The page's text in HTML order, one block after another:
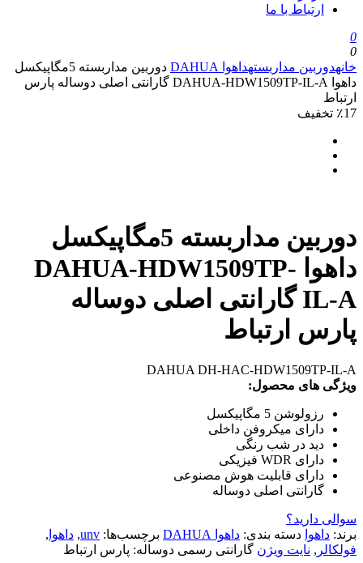
ارتباط با ما
0
0
خانهدوربین مداربستهداهوا DAHUA
دوربین مداربسته 5مگاپیکسل
داهوا DAHUA-HDW1509TP-IL-A گارانتی اصلی دوساله پارس
ارتباط
٪17 تخفیف
دوربین مداربسته 5مگاپیکسل
داهوا DAHUA-HDW1509TP-
IL-A گارانتی اصلی دوساله
پارس ارتباط
DAHUA DH-HAC-HDW1509TP-IL-A
ویژگی های محصول:
رزولوشن 5 مگاپیکسل
دارای میکروفن داخلی
دید در شب رنگی
دارای WDR فیزیکی
دارای قابلیت هوش مصنوعی
گارانتی اصلی دوساله
سوالی دارید؟
برند: داهوا دسته بندی: داهوا DAHUA برچسب‌ها: unv
, داهوا ,
فولکالر , نایت ویژن گارانتی رسمی دوساله: پارس ارتباط